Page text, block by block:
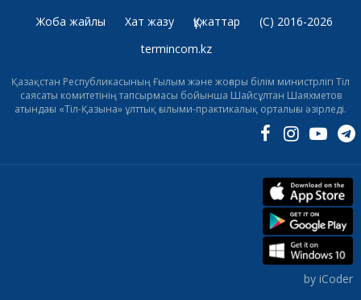
Жоба жайлы Хат жазу Құжаттар
(C) 2016-2026
termincom.kz
Қазақстан Республикасының Ғылым және жоғары білім министрлігі Тіл
саясаты комитетінің тапсырмасы бойынша Шайсұлтан Шаяхметов
атындағы «Тіл-Қазына» ұлттық ғылыми-практикалық орталығы әзірледі.
by iCoder